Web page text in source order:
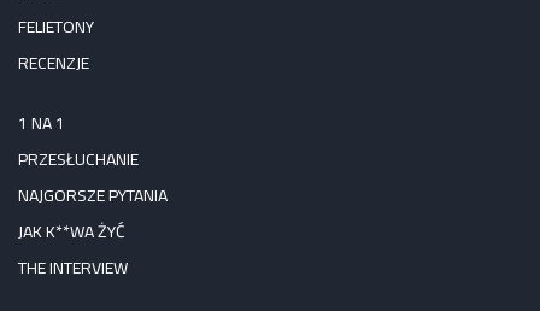
FELIETONY
RECENZJE
1 NA 1
PRZESŁUCHANIE
NAJGORSZE PYTANIA
JAK K**WA ŻYĆ
THE INTERVIEW